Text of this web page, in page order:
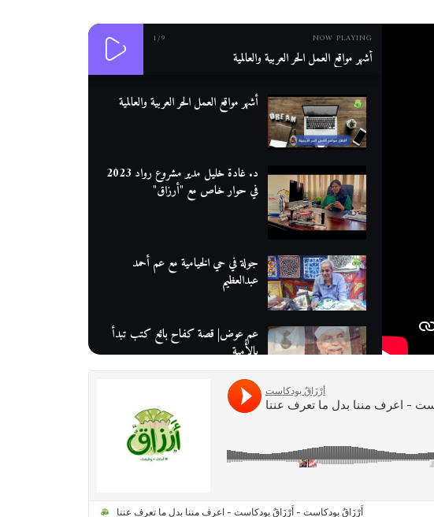
NOW PLAYING
1/9
أشهر مواقع العمل الحر العربية والعالمية
أشهر مواقع العمل الحر العربية والعالمية
د. غادة خليل مدير مشروع رواد 2023
في حوار خاص مع "أرزاق"
جولة في حي الخيامية مع عم أحمد
عبدالعظيم
عم عوض| قصة كفاح بائع كتب تبدأ
بالأُمية
أقدم مطحن بن في مصر| يكشف لنا
ذاتك